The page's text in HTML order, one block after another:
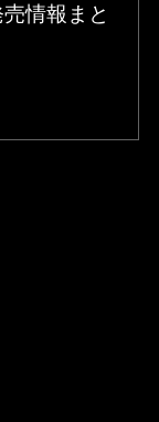
情報まと